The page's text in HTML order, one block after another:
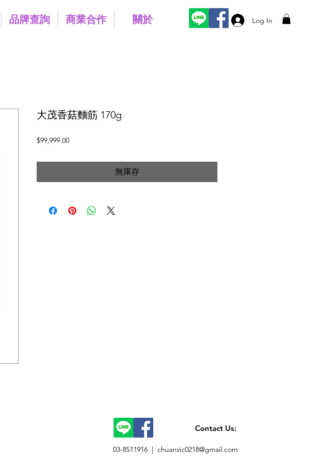
Log In
品牌查詢 商業合作 關於
大茂香菇麵筋 170g
$99,999.00價
無庫存
Contact Us:
03-8511916 | chuanvic0218@gmail.com